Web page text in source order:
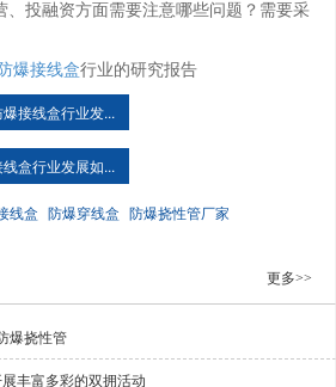
、投融资方面需要注意哪些问题？需要采
防爆接线盒行业的研究报告
接线盒行业发...
盒行业发展如...
线盒 防爆穿线盒 防爆挠性管厂家
更多>>
爆挠性管
丰富多彩的双拥活动